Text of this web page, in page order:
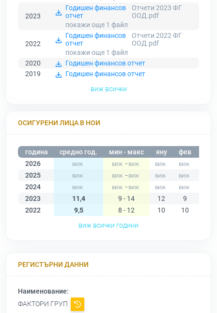
2023
Годишен финансов
отчет
Отчети 2023 ФГ
ООД.pdf
покажи още 1 файл
2022
Годишен финансов
отчет
Отчети 2022 ФГ
ООД.pdf
покажи още 1 файл
2020
Годишен финансов отчет
2019
Годишен финансов отчет
виж всички
ОСИГУРЕНИ ЛИЦА В НОИ
година средно год. мин - макс яну фев
2026
-
2025
-
2024
-
2023
11,4 9 - 14 12 9
2022
9,5 8 - 12 10 10
виж всички години
РЕГИСТЪРНИ ДАННИ
Наименование:
ФАКТОРИ ГРУП